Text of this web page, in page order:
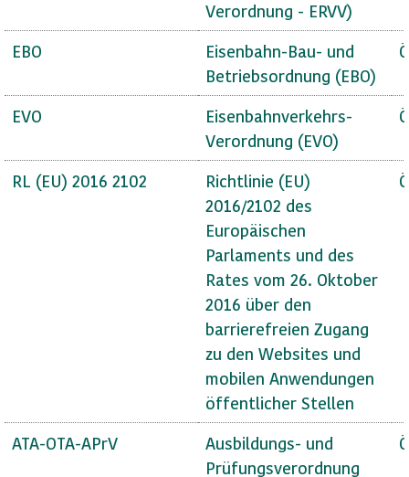
Verordnung - ERVV)
EBO
Eisenbahn-Bau- und
Betriebsordnung (EBO)
EVO
Eisenbahnverkehrs-
Verordnung (EVO)
RL (EU) 2016 2102
Richtlinie (EU)
2016/2102 des
Europäischen
Parlaments und des
Rates vom 26. Oktober
2016 über den
barrierefreien Zugang
zu den Websites und
mobilen Anwendungen
öffentlicher Stellen
ATA-OTA-APrV
Ausbildungs- und
Prüfungsverordnung